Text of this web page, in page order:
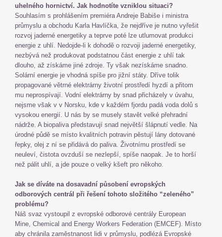
uhelného hornictví. Jak hodnotíte vzniklou situaci?
Souhlasím s prohlášením premiéra Andreje Babiše i ministra
průmyslu a obchodu Karla Havlíčka, že nejdříve je nutno vyřešit
rozvoj jaderné energetiky a teprve poté lze utlumovat produkci
energie z uhlí. Nedojde-li k dohodě o rozvoji jaderné energetiky,
nezbývá než produkovat podstatnou část energie z uhlí tak
dlouho, až získáme jiné zdroje. Ty však nezískáme snadno.
Solární energie je vhodná spíše pro jižní státy. Dříve tolik
propagované větrné elektrárny životní prostředí hyzdí a přitom
mu neprospívají. Vodní elektrárny by snad přicházely v úvahu,
nejsme však v v Norsku, kde v každém fjordu padá voda dolů s
vysokou energií. U nás by se musely stavět velké přehradní
nádrže. A biopaliva představují snad největší šlápnutí vedle. Na
úrodné půdě se místo kvalitních potravin pěstují lány dotované
řepky, olej z ní se přidává do paliva. Životnímu prostředí se
neuleví, čistota ovzduší se nezlepší, spíše naopak. Je to horší
než pálit uhlí, a jde pouze o velký kšeft pro někoho.
Jak se díváte na dosavadní působení evropských
odborových centrál při řešení tohoto složitého “zeleného”
problému?
Náš svaz vystoupil z evropské odborové centrály European
Mine, Chemical and Energy Workers Federation (EMCEF). Místo
aby chránila zaměstnanost lidi v průmyslu, podlézá Evropské